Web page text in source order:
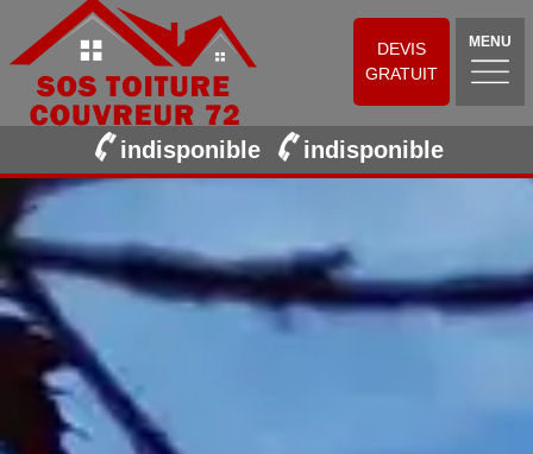
DEVIS
GRATUIT
MENU
indisponible indisponible